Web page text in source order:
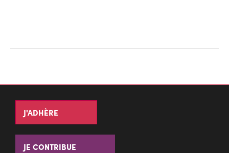
J'ADHÈRE
JE CONTRIBUE